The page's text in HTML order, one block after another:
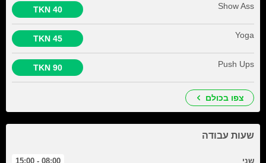
Show Ass
40 TKN
Yoga
45 TKN
Push Ups
90 TKN
צפו בכולם
שעות עבודה
שני 08:00 - 15:00